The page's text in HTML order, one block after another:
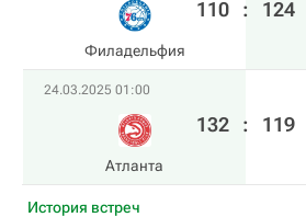
Филадельфия
110 : 124
24.03.2025 01:00
Атланта
132 : 119
История встреч